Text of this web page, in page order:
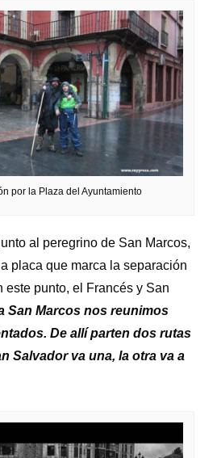
por la Plaza del Ayuntamiento
al peregrino de San Marcos,
placa que marca la separación
este punto, el Francés y San
San Marcos nos reunimos
De allí parten dos rutas
Salvador va una, la otra va a